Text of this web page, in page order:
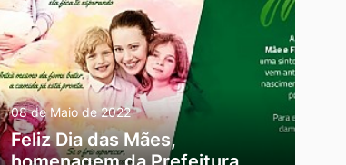
08 de Maio de 2022
Feliz Dia das Mães,